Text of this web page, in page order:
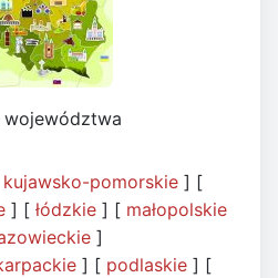
województwa
kujawsko-pomorskie ] [
] [ łódzkie] [ małopolskie
]
] [ podlaskie ] [